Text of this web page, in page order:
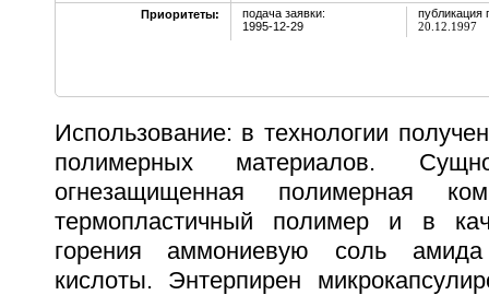
Приоритеты:
подача заявки:
1995-12-29
публикация
20.12.1997
Использование: в технологии
полимерных материалов.
огнезащищенная полимерная
термопластичный полимер и в
горения аммониевую соль
кислоты. Энтерпирен